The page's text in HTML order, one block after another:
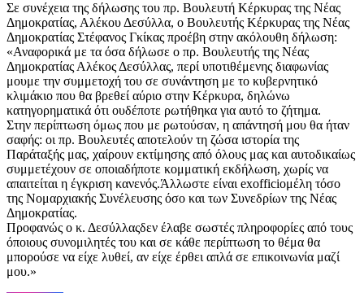
Σε συνέχεια της δήλωσης του πρ. Βουλευτή Κέρκυρας της Νέας
Δημοκρατίας, Αλέκου Δεσύλλα, ο Βουλευτής Κέρκυρας της Νέας
Δημοκρατίας Στέφανος Γκίκας προέβη στην ακόλουθη δήλωση:
«Αναφορικά με τα όσα δήλωσε ο πρ. Βουλευτής της Νέας
Δημοκρατίας Αλέκος Δεσύλλας, περί υποτιθέμενης διαφωνίας
μουμε την συμμετοχή του σε συνάντηση με το κυβερνητικό
κλιμάκιο που θα βρεθεί αύριο στην Κέρκυρα, δηλώνω
κατηγορηματικά ότι ουδέποτε ρωτήθηκα για αυτό το ζήτημα.
Στην περίπτωση όμως που με ρωτούσαν, η απάντησή μου θα ήταν
σαφής: οι πρ. Βουλευτές αποτελούν τη ζώσα ιστορία της
Παράταξής μας, χαίρουν εκτίμησης από όλους μας και αυτοδικαίως
συμμετέχουν σε οποιαδήποτε κομματική εκδήλωση, χωρίς να
απαιτείται η έγκριση κανενός.Άλλωστε είναι exofficioμέλη τόσο
της Νομαρχιακής Συνέλευσης όσο και των Συνεδρίων της Νέας
Δημοκρατίας.
Προφανώς ο κ. Δεσύλλαςδεν έλαβε σωστές πληροφορίες από τους
όποιους συνομιλητές του και σε κάθε περίπτωση το θέμα θα
μπορούσε να είχε λυθεί, αν είχε έρθει απλά σε επικοινωνία μαζί
μου.»